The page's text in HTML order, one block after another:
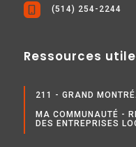
(514) 254-2244
Ressources
211 - GRAND
MA COMMUNAUTÉ -
DES ENTREPRISES